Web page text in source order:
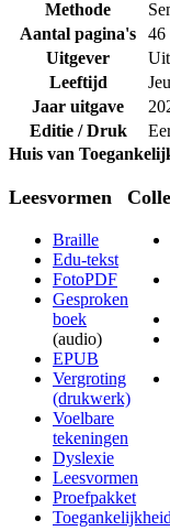
Methode
Aantal pagina's
46
Uitgever
Leeftijd
Jaar uitgave
Editie / Druk
Huis van
Leesvormen
Braille
Edu-tekst
FotoPDF
Gesproken
boek
(audio)
EPUB
Vergroting
(drukwerk)
Voelbare
tekeningen
Dyslexie
Leesvormen
Proefpakket
Toegankelijkheid